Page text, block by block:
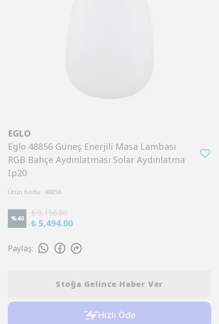
EGLO
Eglo 48856 Güneş Enerjili Masa Lambası
RGB Bahçe Aydınlatması Solar Aydınlatma
Ip20
Ürün Kodu: 48856
%40
₺ 9,156.00
₺ 5,494.00
Paylaş:
Stoğa Gelince Haber Ver